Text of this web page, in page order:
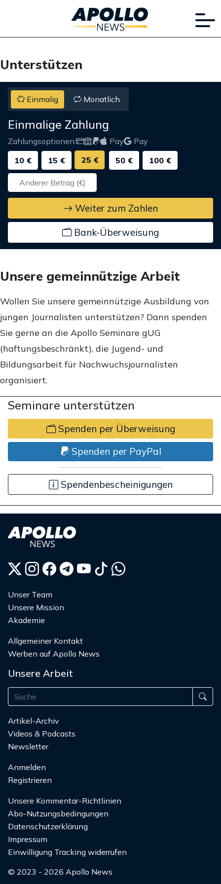
Unterstützen
Einmalig Monatlich
Einmalige Zahlung
Zahlungsoptionen: Pay
Pay
10 €
15 € 25 € 50 € 100 €
Weiter zum Zahlen
Bank-Überweisung
Unsere gemeinnützige Arbeit
Wollen Sie unsere gemeinnützige Ausbildung von
jungen Journalisten unterstützen? Dann spenden
Sie gerne an die Apollo Seminare gUG
(haftungsbeschränkt), die Jugend- und
Bildungsarbeit für Nachwuchsjournalisten
organisiert.
Seminare unterstützen
Spenden per Überweisung
Spenden per PayPal
Spendenbescheinigungen
Unser Team
Unsere Mission
Akademie
Allgemeiner Kontakt
Werben auf Apollo News
Unsere Arbeit
Artikel-Archiv
Videos & Podcasts
Newsletter
Anmelden
Registrieren
Unsere Kommentar-Richtlinien
Abo-Nutzungsbedingungen
Datenschutzerklärung
Impressum
Einwilligung Tracking widerrufen
© 2023 - 2026 Apollo News